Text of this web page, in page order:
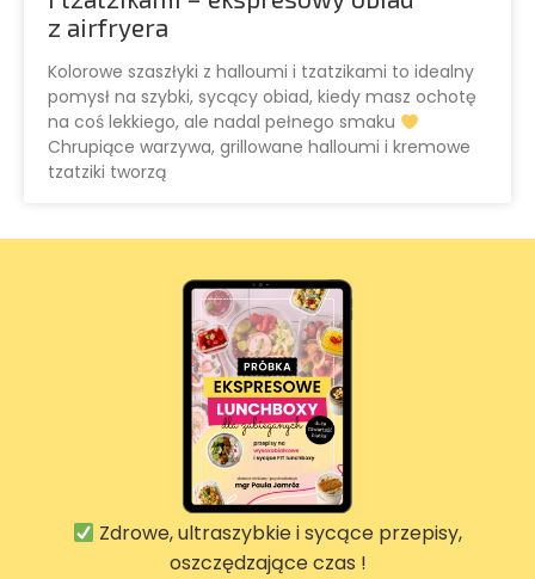
z airfryera
Kolorowe szaszłyki z halloumi i tzatzikami to idealny
pomysł na szybki, sycący obiad, kiedy masz ochotę
na coś lekkiego, ale nadal pełnego smaku
Chrupiące warzywa, grillowane halloumi i kremowe
tzatziki tworzą
Zdrowe, ultraszybkie i sycące przepisy,
oszczędzające czas !